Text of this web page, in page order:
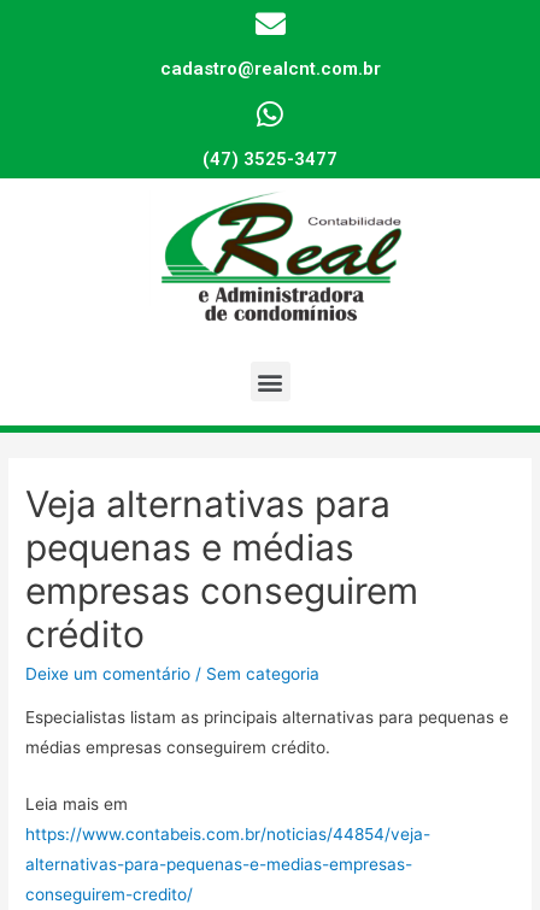
cadastro@realcnt.com.br
(47) 3525-3477
Veja alternativas para
pequenas e médias
empresas conseguirem
crédito
Deixe um comentário / Sem categoria
Especialistas listam as principais alternativas para pequenas e
médias empresas conseguirem crédito.
Leia mais em
https://www.contabeis.com.br/noticias/44854/veja-
alternativas-para-pequenas-e-medias-empresas-
conseguirem-credito/